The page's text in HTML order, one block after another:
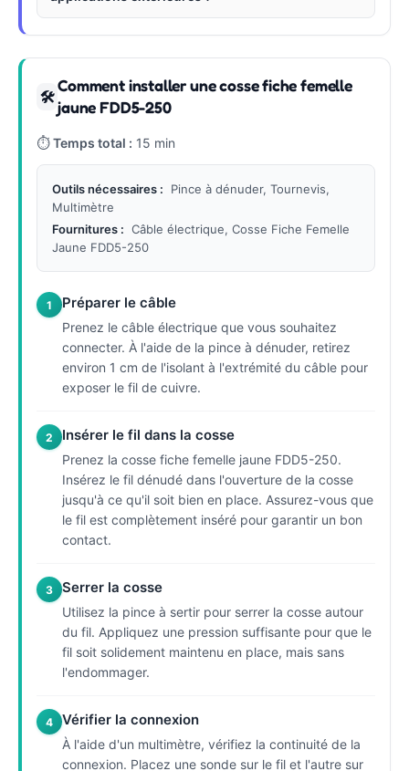
🛠
Comment installer une cosse fiche femelle
jaune FDD5-250
⏱Temps total : 15 min
Outils nécessaires :
Pince à dénuder, Tournevis,
Multimètre
Fournitures : Câble électrique, Cosse Fiche Femelle
Jaune FDD5-250
1 Préparer le câble
Prenez le câble électrique que vous souhaitez
connecter. À l'aide de la pince à dénuder, retirez
environ 1 cm de l'isolant à l'extrémité du câble pour
exposer le fil de cuivre.
2 Insérer le fil dans la cosse
Prenez la cosse fiche femelle jaune FDD5-250.
Insérez le fil dénudé dans l'ouverture de la cosse
jusqu'à ce qu'il soit bien en place. Assurez-vous que
le fil est complètement inséré pour garantir un bon
contact.
3 Serrer la cosse
Utilisez la pince à sertir pour serrer la cosse autour
du fil. Appliquez une pression suffisante pour que le
fil soit solidement maintenu en place, mais sans
l'endommager.
4 Vérifier la connexion
À l'aide d'un multimètre, vérifiez la continuité de la
connexion. Placez une sonde sur le fil et l'autre sur